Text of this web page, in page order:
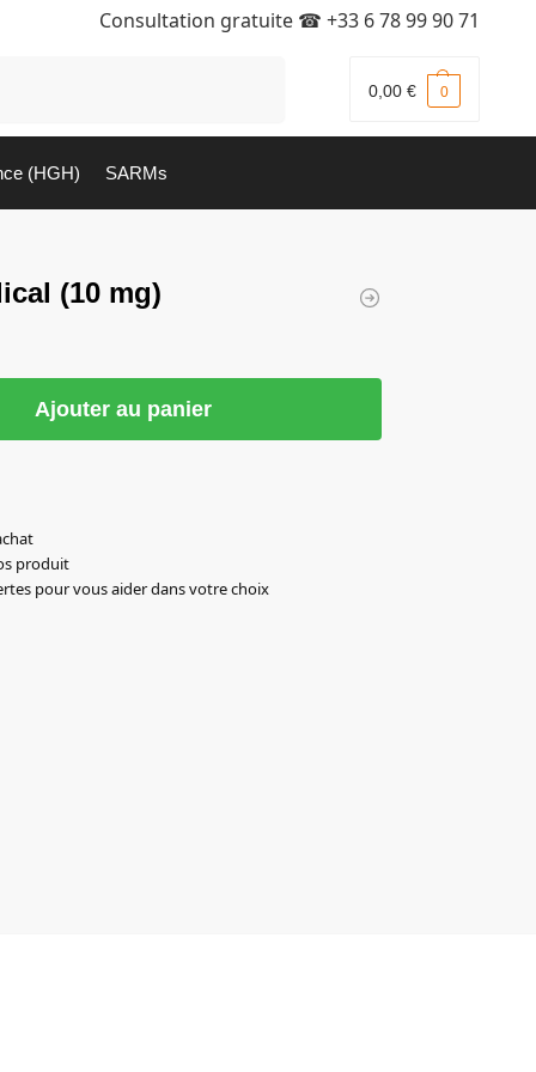
Consultation gratuite ☎ +33 6 78 99 90 71
0,00 € 0
(HGH) SARMs
(10 mg)
Ajouter au panier
produit
pour vous aider dans votre choix